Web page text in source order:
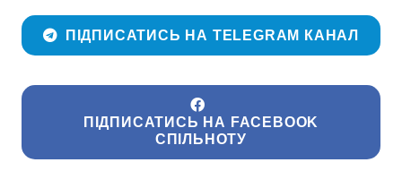
ПІДПИСАТИСЬ НА TELEGRAM КАНАЛ
ПІДПИСАТИСЬ НА FACEBOOK
СПІЛЬНОТУ